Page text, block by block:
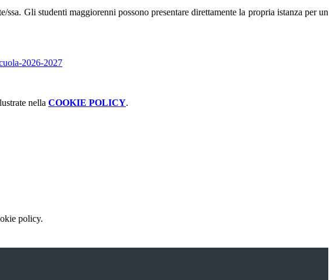
ssa. Gli studenti maggiorenni possono presentare direttamente la propria istanza per un
2026-2027
nella COOKIE POLICY.
policy.